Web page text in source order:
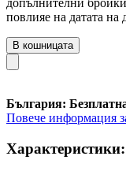
повлияе на датата на
В кошницата
България:
Повече информация
Характеристики: